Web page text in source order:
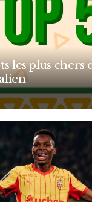
les plus chers